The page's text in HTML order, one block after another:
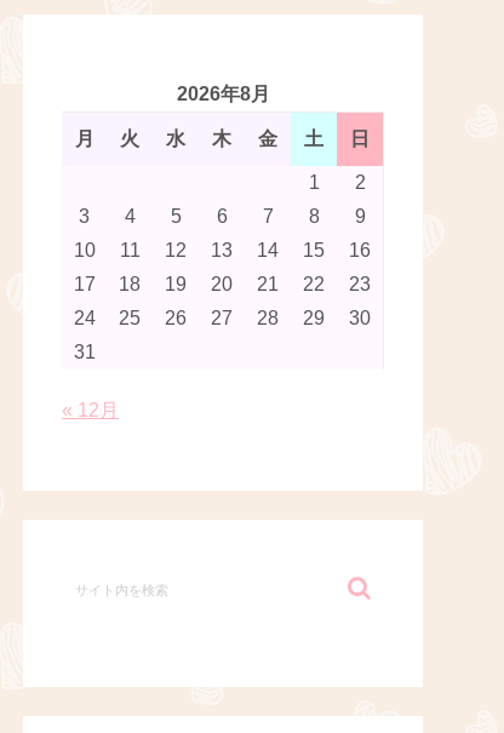
2026年8月
月 火 水 木 金 土 日
1
2
3
4 5 6 7 8
9
10
11 12 13 14 15
16
17
18 19 20 21 22
23
24
25 26 27 28 29
30
31
« 12月